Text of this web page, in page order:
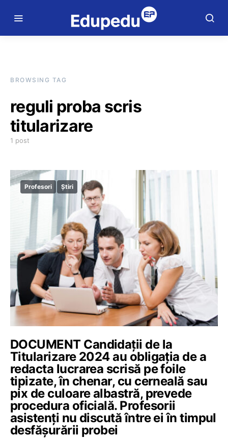
BROWSING TAG
reguli proba scris
titularizare
1 post
Profesori Știri
DOCUMENT Candidații de la
Titularizare 2024 au obligația de a
redacta lucrarea scrisă pe foile
tipizate, în chenar, cu cerneală sau
pix de culoare albastră, prevede
procedura oficială. Profesorii
asistenți nu discută între ei în timpul
desfășurării probei